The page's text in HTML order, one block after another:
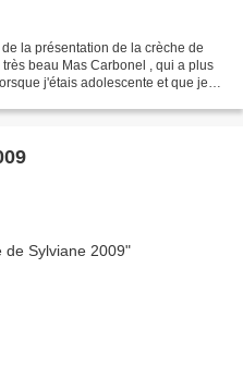
la présentation de la crèche de
beau Mas Carbonel , qui a plus
j'étais adolescente et que je